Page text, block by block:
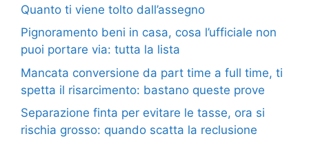
Quanto ti viene tolto dall’assegno
Pignoramento beni in casa, cosa l’ufficiale non
puoi portare via: tutta la lista
Mancata conversione da part time a full time, ti
spetta il risarcimento: bastano queste prove
Separazione finta per evitare le tasse, ora si
rischia grosso: quando scatta la reclusione